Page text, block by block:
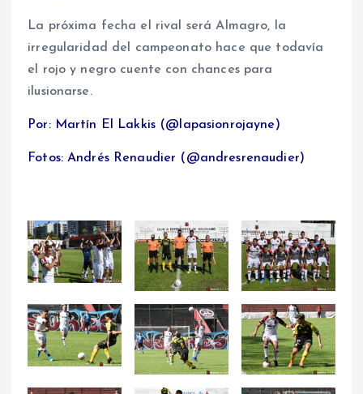
La próxima fecha el rival será Almagro, la
irregularidad del campeonato hace que todavía
el rojo y negro cuente con chances para
ilusionarse.
Por: Martín El Lakkis (@lapasionrojayne)
Fotos: Andrés Renaudier (@andresrenaudier)